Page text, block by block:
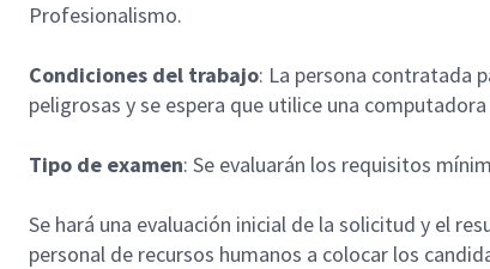
Profesionalismo.
Condiciones del trabajo: La persona contratada
peligrosas y se espera que utilice una
Tipo de examen: Se evaluarán los requisitos
Se hará una evaluación inicial de la solicitud y el
personal de recursos humanos a colocar los